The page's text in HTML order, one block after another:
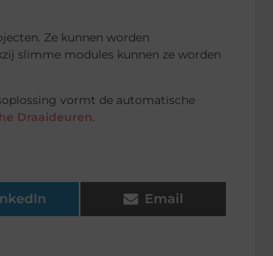
Ze kunnen worden
slimme modules kunnen ze worden
vormt de automatische
Draaideuren.
Email